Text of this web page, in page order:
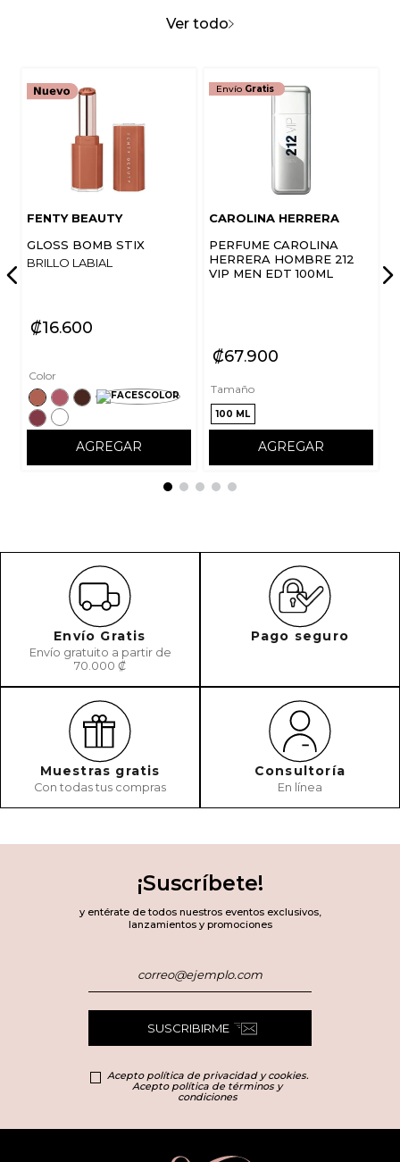
Escribe un comentario
ENVIAR COMENTARIO
Ver todo
FENTY BEAUTY
GLOSS BOMB STIX
BRILLO LABIAL
₡16600
Color
AGREGAR
Envío Gratis
CAROLINA HERRERA
PERFUME CAROLINA
HERRERA HOMBRE 212
VIP MEN EDT 100ML
₡67900
Tamaño
100 ML
AGREGAR
Envío Gratis
Envío gratuito a partir de
70.000 ₡
Pago seguro
Muestras gratis
Con todas tus compras
Consultoría
En línea
¡Suscríbete!
y entérate de todos nuestros eventos exclusivos,
lanzamientos y promociones
SUSCRIBIRME
Acepto política de privacidad y cookies.
Acepto política de términos y
condiciones